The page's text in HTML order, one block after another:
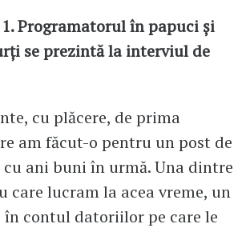
Programatorul în papuci și
se prezintă la interviul de
cu plăcere, de prima
am făcut-o pentru un post de
ani buni în urmă. Una dintre
care lucram la acea vreme, un
contul datoriilor pe care le